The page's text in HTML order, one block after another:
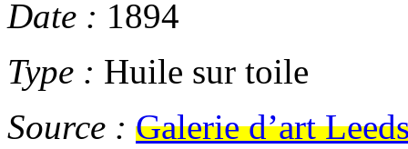
Date : 1894
Type : Huile sur toile
Source : Galerie d’art